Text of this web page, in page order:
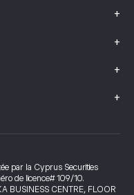
+
+
+
+
par la Cyprus Securities
de licence# 109/10.
BUSINESS CENTRE, FLOOR